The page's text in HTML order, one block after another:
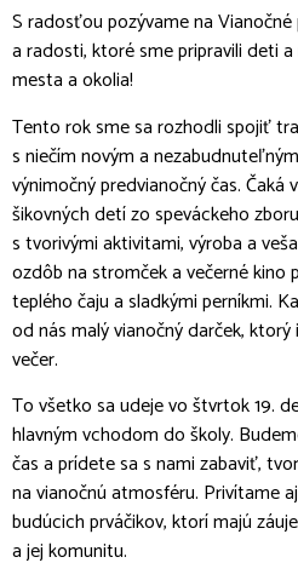
S radosťou pozývame na
a radosti, ktoré sme pripravili deti
mesta a okolia!
Tento rok sme sa rozhodli spojiť
s niečím novým a
výnimočný predvianočný čas.
šikovných detí zo speváckeho
s tvorivými aktivitami, výroba a
ozdôb na stromček a večerné kino
teplého čaju a sladkými perníkmi.
od nás malý vianočný darček,
večer.
To všetko sa udeje vo štvrtok 19.
hlavným vchodom do školy.
čas a prídete sa s nami zabaviť,
na vianočnú atmosféru. Privítame
budúcich prváčikov, ktorí majú
a jej komunitu.